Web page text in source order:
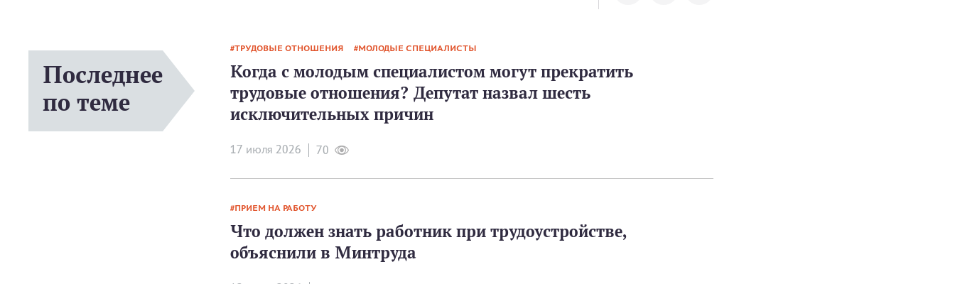
Последнее
по теме
ТРУДОВЫЕ ОТНОШЕНИЯ МОЛОДЫЕ СПЕЦИАЛИСТЫ
Когда с молодым специалистом могут прекратить
трудовые отношения? Депутат назвал шесть
исключительных причин
17 июля 2026 70
ПРИЕМ НА РАБОТУ
Что должен знать работник при трудоустройстве,
объяснили в Минтруда